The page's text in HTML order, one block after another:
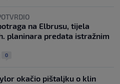
na Elbrusu, tijela
planinara predata istražnim
0
okačio pištaljku o klin